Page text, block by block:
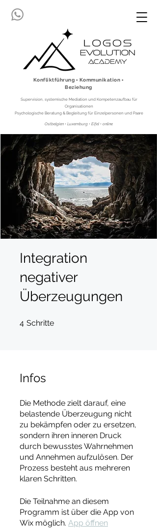
Ostbelgien • Luxemburg • Eifel • online
Konfliktführung ▪ Kommunikation ▪
Beziehung
Supervision, systemische Mediation und Kompetenzaufbau für
Organisationen
Psychologische Beratung & Begleitung für Einzelpersonen und Paare
Integration
negativer
Überzeugungen
4 Schritte
Infos
Die Methode zielt darauf, eine
belastende Überzeugung nicht
zu bekämpfen oder zu ersetzen,
sondern ihren inneren Druck
durch bewusstes Wahrnehmen
und Annehmen aufzulösen. Der
Prozess besteht aus mehreren
klaren Schritten.
Die Teilnahme an diesem
Programm ist über die App von
Wix möglich. App öffnen